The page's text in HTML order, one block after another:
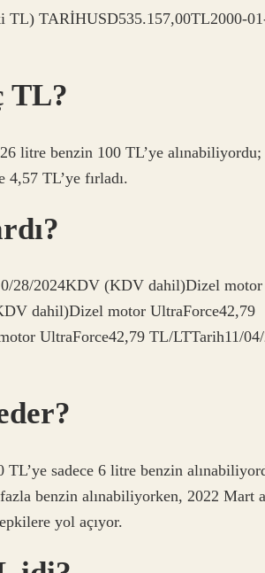
TL) TARİHUSD535.157,00TL2000-
TL?
litre benzin 100 TL’ye alınabiliyordu;
4,57 TL’ye fırladı.
28/2024KDV (KDV dahil)Dizel motor
dahil)Dizel motor UltraForce42,79
UltraForce42,79 TL/LTTarih11/
sadece 6 litre benzin
benzin alınabiliyorken, 2022 Mart
yol açıyor.